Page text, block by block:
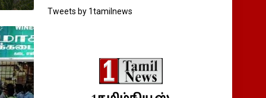
Tweets by 1tamilnews